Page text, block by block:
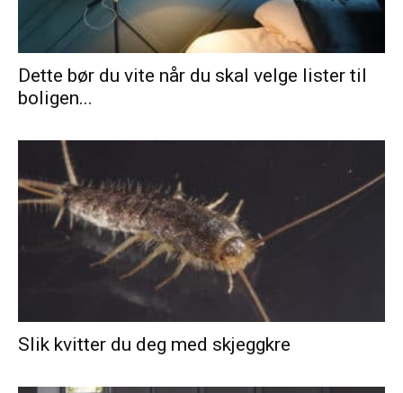
Dette bør du vite når du skal velge lister til
boligen...
Slik kvitter du deg med skjeggkre